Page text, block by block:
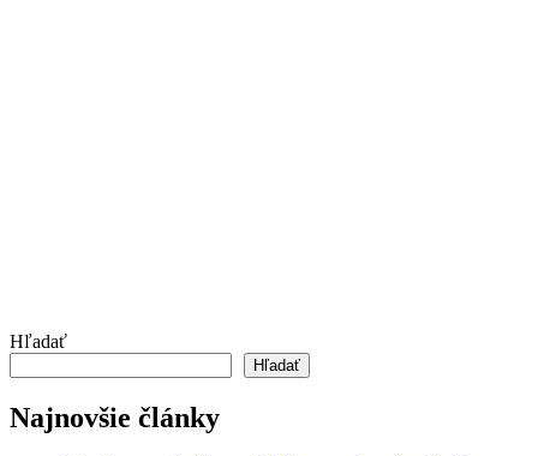
Hľadať
Hľadať
Najnovšie články